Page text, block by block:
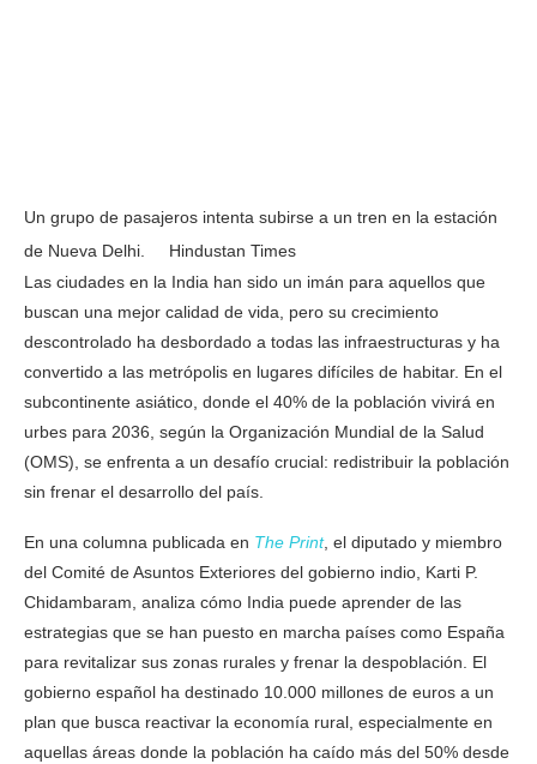
Un grupo de pasajeros intenta subirse a un tren en la estación
de Nueva Delhi. Hindustan Times
Las ciudades en la India han sido un imán para aquellos que
buscan una mejor calidad de vida, pero su crecimiento
descontrolado ha desbordado a todas las infraestructuras y ha
convertido a las metrópolis en lugares difíciles de habitar. En el
subcontinente asiático, donde el 40% de la población vivirá en
urbes para 2036, según la Organización Mundial de la Salud
(OMS), se enfrenta a un desafío crucial: redistribuir la población
sin frenar el desarrollo del país.
En una columna publicada en The Print, el diputado y miembro
del Comité de Asuntos Exteriores del gobierno indio, Karti P.
Chidambaram, analiza cómo India puede aprender de las
estrategias que se han puesto en marcha países como España
para revitalizar sus zonas rurales y frenar la despoblación. El
gobierno español ha destinado 10.000 millones de euros a un
plan que busca reactivar la economía rural, especialmente en
aquellas áreas donde la población ha caído más del 50% desde